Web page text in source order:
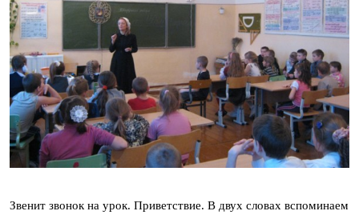
Звенит звонок на урок. Приветствие. В двух словах вспоминаем